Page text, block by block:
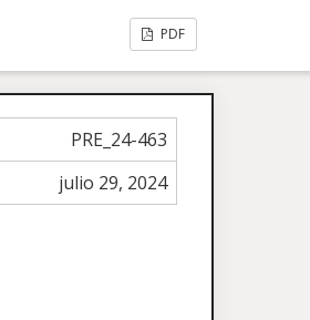
PDF
PRE_24-463
julio 29, 2024